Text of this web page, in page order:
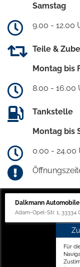
Samstag
9.00 - 12.00
Teile &
Montag bis
8.00 - 16.00
Tankstelle
Montag bis
0.00 - 24.00
Dalkmann Automobile
Adam-Opel-Str. 1, 33334
Für